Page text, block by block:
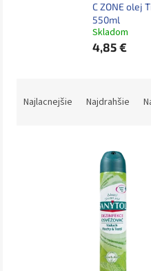
C ZONE olej
550ml
Skladom
4,85 €
Najlacnejšie Najdrahšie